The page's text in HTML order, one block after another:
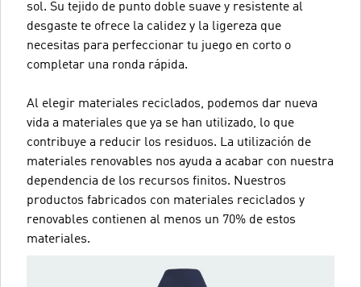
sol. Su tejido de punto doble suave y resistente al
desgaste te ofrece la calidez y la ligereza que
necesitas para perfeccionar tu juego en corto o
completar una ronda rápida.
Al elegir materiales reciclados, podemos dar nueva
vida a materiales que ya se han utilizado, lo que
contribuye a reducir los residuos. La utilización de
materiales renovables nos ayuda a acabar con nuestra
dependencia de los recursos finitos. Nuestros
productos fabricados con materiales reciclados y
renovables contienen al menos un 70% de estos
materiales.